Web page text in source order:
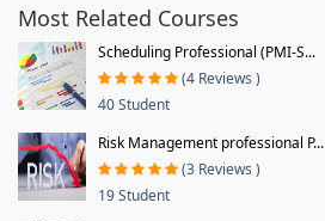
Most Related Courses
Scheduling Professional (PMI-S...
(4 Reviews )
40 Student
Risk Management professional P...
(3 Reviews )
19 Student